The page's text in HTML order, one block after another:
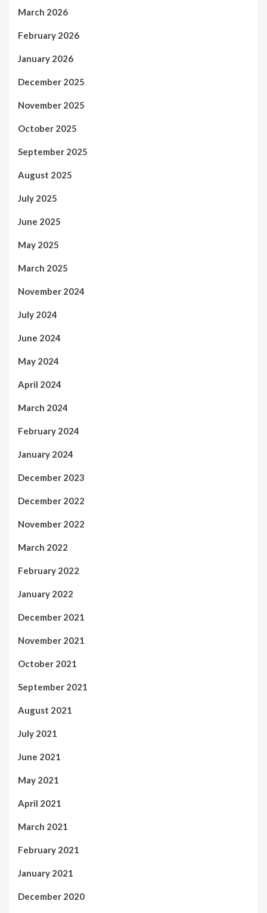
March 2026
February 2026
January 2026
December 2025
November 2025
October 2025
September 2025
August 2025
July 2025
June 2025
May 2025
March 2025
November 2024
July 2024
June 2024
May 2024
April 2024
March 2024
February 2024
January 2024
December 2023
December 2022
November 2022
March 2022
February 2022
January 2022
December 2021
November 2021
October 2021
September 2021
August 2021
July 2021
June 2021
May 2021
April 2021
March 2021
February 2021
January 2021
December 2020